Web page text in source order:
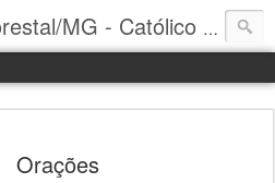
Caê Texugueiro, Florestal/MG - Católico Praticante
Orações